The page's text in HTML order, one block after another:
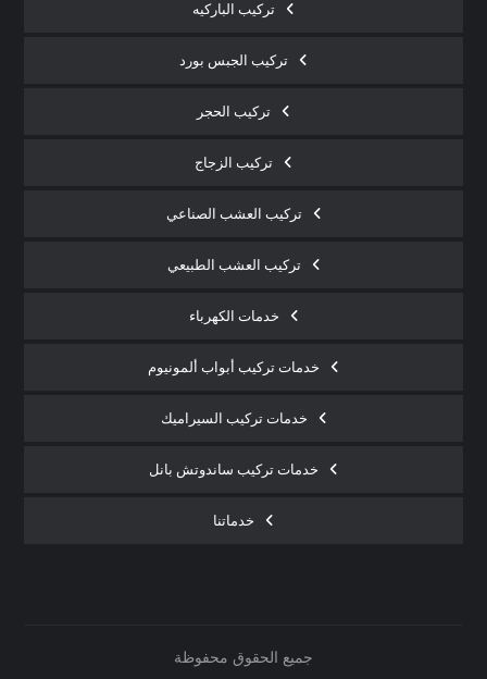
تركيب الباركيه
تركيب الجبس بورد
تركيب الحجر
تركيب الزجاج
تركيب العشب الصناعي
تركيب العشب الطبيعي
خدمات الكهرباء
خدمات تركيب أبواب ألمونيوم
خدمات تركيب السيراميك
خدمات تركيب ساندوتش بانل
خدماتنا
جميع الحقوق محفوظة